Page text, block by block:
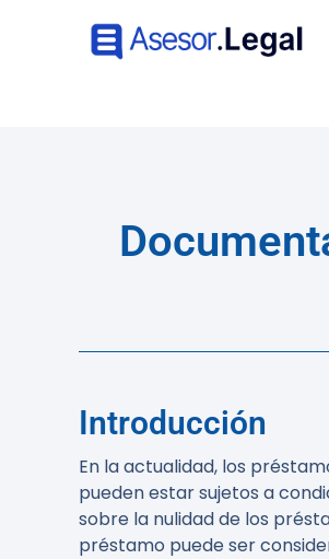
Introducción
En la actualidad, los
pueden estar sujetos a
sobre la nulidad de los
préstamo puede ser